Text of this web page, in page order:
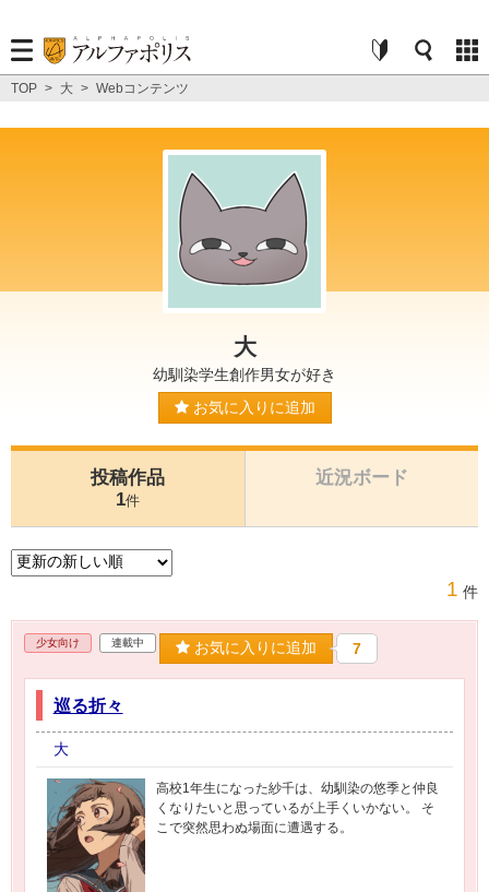
TOP > 大 > Webコンテンツ
大
幼馴染学生創作男女が好き
お気に入りに追加
投稿作品
1件
近況ボード
1 件
少女向け 連載中 お気に入りに追加 7
巡る折々
大
高校1年生になった紗千は、幼馴染の悠季と仲良
くなりたいと思っているが上手くいかない。 そ
こで突然思わぬ場面に遭遇する。